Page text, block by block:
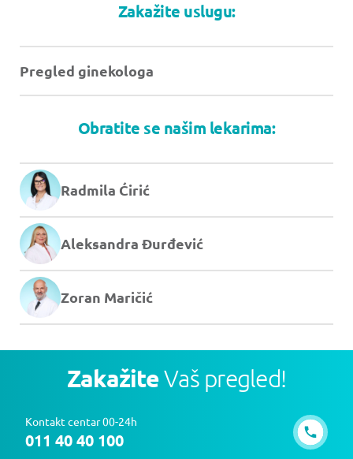
Zakažite uslugu:
Pregled ginekologa
Obratite se našim lekarima:
Radmila Ćirić
Aleksandra Đurđević
Zoran Maričić
ZakažiteVaš pregled!
Kontakt centar 00-24h
011 40 40 100